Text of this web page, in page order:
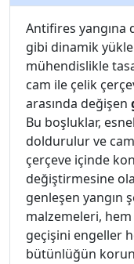
Antifires yangına
gibi dinamik
mühendislikle
cam ile çelik
arasında değişen
Bu boşluklar,
doldurulur ve
çerçeve içinde
değiştirmesine
genleşen yangın
malzemeleri, hem
geçişini engeller
bütünlüğün